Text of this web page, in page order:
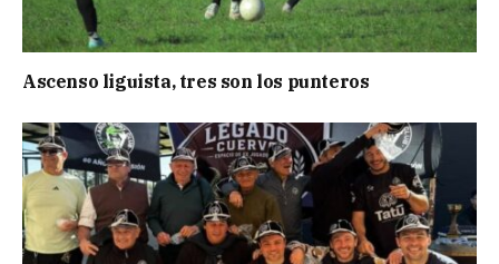
Ascenso liguista, tres son los punteros